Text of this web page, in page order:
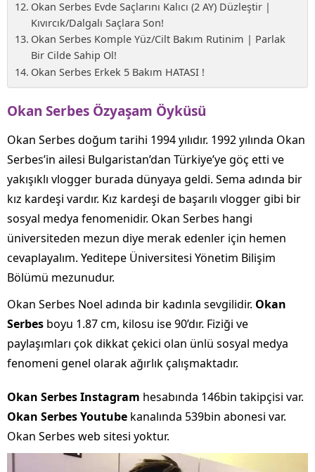
Okan Serbes Evde Saçlarını Kalıcı (2 AY) Düzleştir |
Kıvırcık/Dalgalı Saçlara Son!
Okan Serbes Komple Yüz/Cilt Bakım Rutinim | Parlak
Bir Cilde Sahip Ol!
Okan Serbes Erkek 5 Bakım HATASI !
Okan Serbes Özyaşam Öyküsü
Okan Serbes doğum tarihi 1994 yılıdır. 1992 yılında Okan
Serbes’in ailesi Bulgaristan’dan Türkiye’ye göç etti ve
yakışıklı vlogger burada dünyaya geldi. Sema adında bir
kız kardeşi vardır. Kız kardeşi de başarılı vlogger gibi bir
sosyal medya fenomenidir. Okan Serbes hangi
üniversiteden mezun diye merak edenler için hemen
cevaplayalım. Yeditepe Üniversitesi Yönetim Bilişim
Bölümü mezunudur.
Okan Serbes Noel adında bir kadınla sevgilidir. Okan
Serbes boyu 1.87 cm, kilosu ise 90’dır. Fiziği ve
paylaşımları çok dikkat çekici olan ünlü sosyal medya
fenomeni genel olarak ağırlık çalışmaktadır.
Okan SerbesInstagram hesabında 146bin takipçisi var.
Okan SerbesYoutube kanalında 539bin abonesi var.
Okan Serbes web sitesi yoktur.